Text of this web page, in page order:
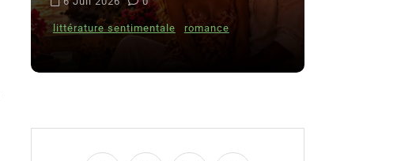
littérature sentimentale romance